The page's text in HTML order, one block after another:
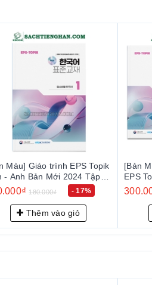
bìa gập
dẫn chung về Topik
Màu] Combo Giáo trình
Topik Hàn - Anh Bản Mới
1+2 - EPS-Topik NEW
어 표준교재 1+2 (일상생활
어)
360.000₫ - 17%
Thêm vào giỏ
[Sách
Tiếng
국어 쓰